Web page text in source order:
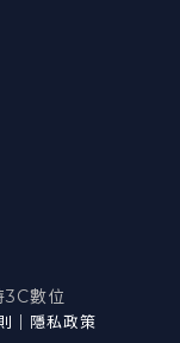
數位
隱私政策